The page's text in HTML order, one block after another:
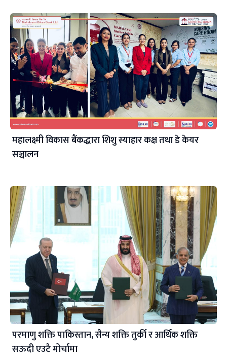
महालक्ष्मी विकास बैंकद्धारा शिशु स्याहार कक्ष तथा डे केयर
सञ्चालन
परमाणु शक्ति पाकिस्तान, सैन्य शक्ति तुर्की र आर्थिक शक्ति
सऊदी एउटै मोर्चामा